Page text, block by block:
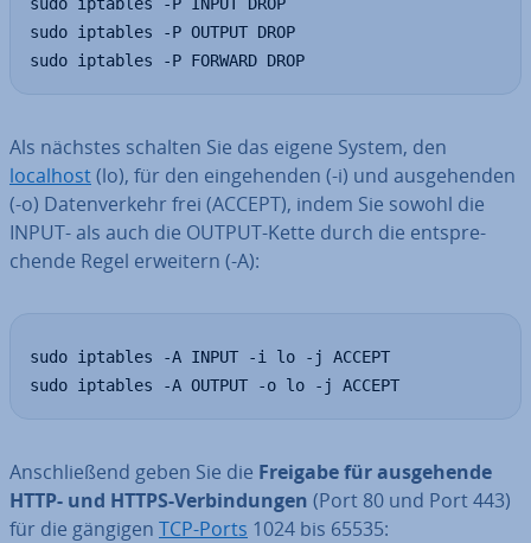
sudo iptables -P OUTPUT DROP
sudo iptables -P FORWARD DROP
Als nächstes schalten Sie das eigene System, den
localhost(lo), für den ein­ge­hen­den (-i) und aus­ge­hen­den
(-o) Da­ten­ver­kehr frei (ACCEPT), indem Sie sowohl die
INPUT- als auch die OUTPUT-Kette durch die ent­spre­
chen­de Regel erweitern (-A):
sudo iptables -A INPUT -i lo -j ACCEPT
sudo iptables -A OUTPUT -o lo -j ACCEPT
An­schlie­ßend geben Sie die Freigabe für aus­ge­hen­de
HTTP- und HTTPS-Ver­bin­dun­gen (Port 80 und Port 443)
für die gängigen TCP-Ports 1024 bis 65535: